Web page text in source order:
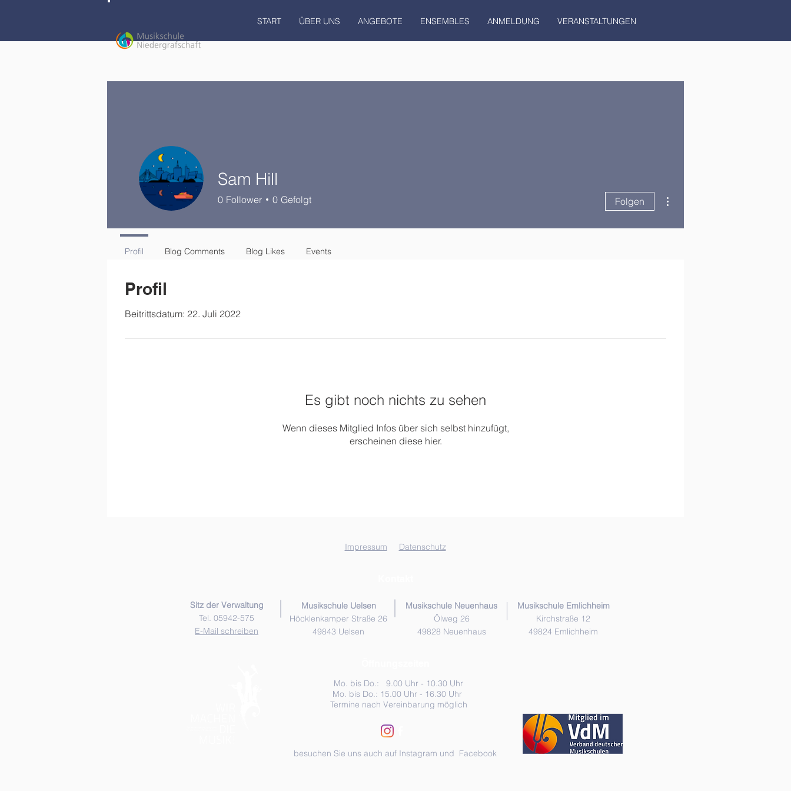
START ÜBER UNS ANGEBOTE ENSEMBLES ANMELDUNG VERANSTALTUNGEN
Profil
Beitrittsdatum: 22. Juli 2022
Es gibt noch nichts zu sehen
Wenn dieses Mitglied Infos über sich selbst hinzufügt,
erscheinen diese hier.
Sam Hill
0 Follower 0 Gefolgt Folgen
Profil Blog Comments Blog Likes Events
Impressum Datenschutz
Sitz der Verwaltung
Tel. 05942-575
E-Mail schreiben
Musikschule Uelsen
Höcklenkamper Straße 26
49843 Uelsen
Musikschule Neuenhaus
Ölweg 26
49828 Neuenhaus
Musikschule Emlichheim
Kirchstraße 12
49824 Emlichheim
Mo. bis Do.: 9.00 Uhr - 10.30 Uhr
Mo. bis Do.: 15.00 Uhr - 16.30 Uhr
Termine nach Vereinbarung möglich
besuchen Sie uns auch auf Instagram und Facebook